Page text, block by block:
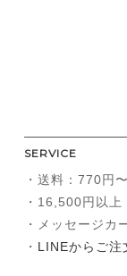
SERVICE
・送料：770円
・16,500円以
・メッセージカ
・ LINEからご注